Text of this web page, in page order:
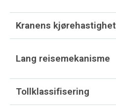
Kranens kjørehastighet
Lang reisemekanisme
Tollklassifisering